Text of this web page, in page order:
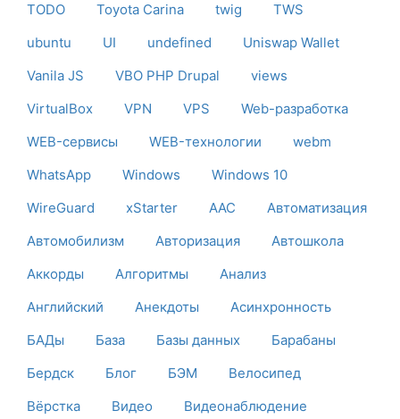
TODO
Toyota Carina twig
TWS
ubuntu
UI undefined
Uniswap Wallet
Vanila JS
VBO PHP Drupal
views
VirtualBox
VPN VPS
Web-разработка
WEB-сервисы
WEB-технологии
webm
WhatsApp
Windows
Windows 10
WireGuard
xStarter ААС
Автоматизация
Автомобилизм
Авторизация
Автошкола
Аккорды
Алгоритмы
Анализ
Английский
Анекдоты
Асинхронность
БАДы
База Базы данных
Барабаны
Бердск
Блог БЭМ
Велосипед
Вёрстка
Видео
Видеонаблюдение